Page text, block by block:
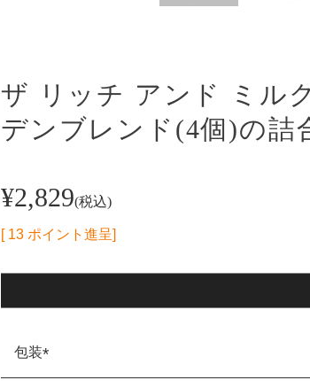
ザ リッチ アンド ミル
デンブレンド(4個)の詰
¥2,829 税込
[ 13 ポイント進呈]
包装
(必